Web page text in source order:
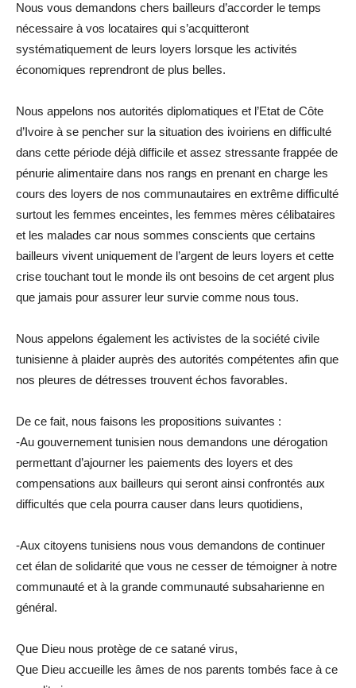
Nous vous demandons chers bailleurs d’accorder le temps
nécessaire à vos locataires qui s’acquitteront
systématiquement de leurs loyers lorsque les activités
économiques reprendront de plus belles.
Nous appelons nos autorités diplomatiques et l’Etat de Côte
d’Ivoire à se pencher sur la situation des ivoiriens en difficulté
dans cette période déjà difficile et assez stressante frappée de
pénurie alimentaire dans nos rangs en prenant en charge les
cours des loyers de nos communautaires en extrême difficulté
surtout les femmes enceintes, les femmes mères célibataires
et les malades car nous sommes conscients que certains
bailleurs vivent uniquement de l’argent de leurs loyers et cette
crise touchant tout le monde ils ont besoins de cet argent plus
que jamais pour assurer leur survie comme nous tous.
Nous appelons également les activistes de la société civile
tunisienne à plaider auprès des autorités compétentes afin que
nos pleures de détresses trouvent échos favorables.
De ce fait, nous faisons les propositions suivantes :
-Au gouvernement tunisien nous demandons une dérogation
permettant d’ajourner les paiements des loyers et des
compensations aux bailleurs qui seront ainsi confrontés aux
difficultés que cela pourra causer dans leurs quotidiens,
-Aux citoyens tunisiens nous vous demandons de continuer
cet élan de solidarité que vous ne cesser de témoigner à notre
communauté et à la grande communauté subsaharienne en
général.
Que Dieu nous protège de ce satané virus,
Que Dieu accueille les âmes de nos parents tombés face à ce